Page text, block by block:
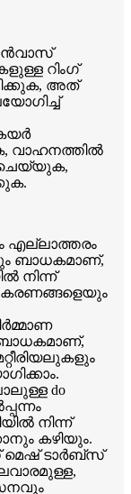
റിംഗ്
അത്
വാഹനത്തിൽ
ചെയ്യുക,
എല്ലാത്തരം
ബാധകമാണ്,
നിന്ന്
do
നിന്ന്
കഴിയും.
മെഷ് ടാർബ്സ്